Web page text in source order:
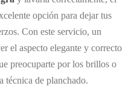
opción para dejar tus
Con este servicio, un
el aspecto elegante y correcto
preocuparte por los brillos o
técnica de planchado.